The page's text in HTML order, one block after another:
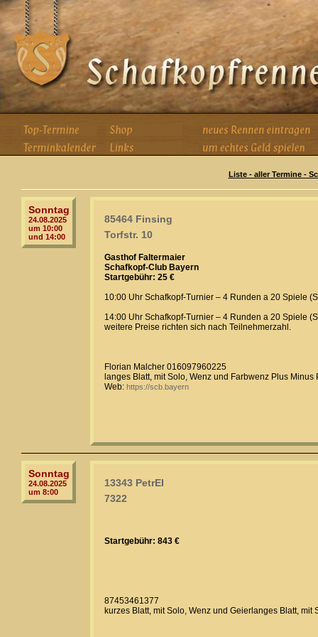
Liste - aller Termine -
Sonntag
24.08.2025
um 10:00
und 14:00
85464 Finsing
Torfstr. 10
Gasthof Faltermaier
Schafkopf-Club Bayern
Startgebühr: 25 €
10:00 Uhr Schafkopf-Turnier – 4 Runden a 20 Spiele
14:00 Uhr Schafkopf-Turnier – 4 Runden a 20 Spiele
weitere Preise richten sich nach Teilnehmerzahl.
Florian Malcher 016097960225
langes Blatt, mit Solo, Wenz und Farbwenz Plus Minus
Web: https://scb.bayern
Sonntag
24.08.2025
um 8:00
13343 PetrEI
7322
Startgebühr: 843 €
87453461377
kurzes Blatt, mit Solo, Wenz und Geierlanges Blatt,